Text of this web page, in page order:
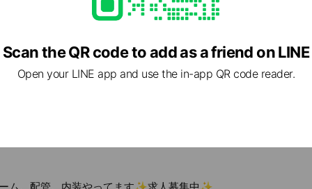
Scan the QR code to add as a friend on LINE
Open your LINE app and use the in-app QR code reader.